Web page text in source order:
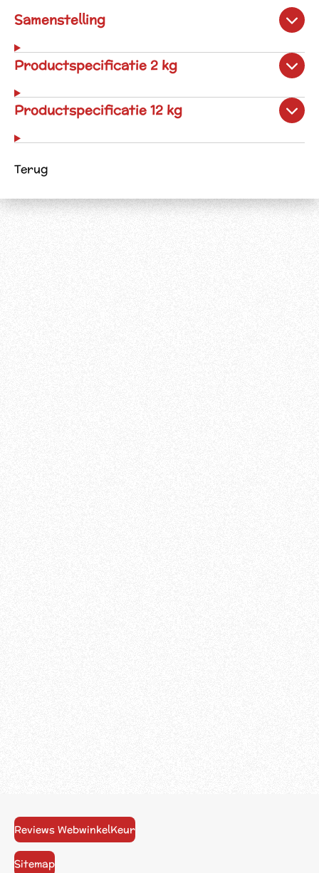
Samenstelling
Productspecificatie 2 kg
Productspecificatie 12 kg
Terug
Reviews WebwinkelKeur
Sitemap